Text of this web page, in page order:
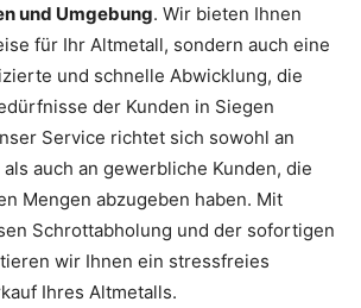
und Umgebung. Wir bieten Ihnen
für Ihr Altmetall, sondern auch eine
und schnelle Abwicklung, die
der Kunden in Siegen
Service richtet sich sowohl an
auch an gewerbliche Kunden, die
Mengen abzugeben haben. Mit
Schrottabholung und der sofortigen
wir Ihnen ein stressfreies
Ihres Altmetalls.